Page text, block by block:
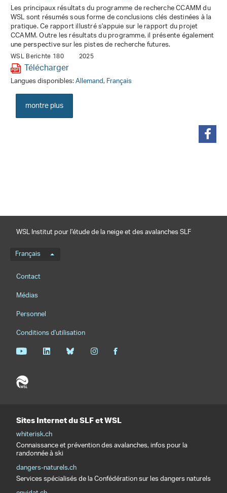
Les principaux résultats du programme de recherche CCAMM du
WSL sont résumés sous forme de conclusions clés destinées à la
pratique. Ce rapport illustré s'appuie sur le rapport du projet
CCAMM. Outre les résultats du programme, il présente également
une perspective sur les pistes de recherche futures.
WSL Berichte 180 2025
Télécharger
Langues disponibles:Allemand,Français
montre plus
WSL Institut pour l’étude de la neige et des avalanches SLF
Menu de langue
Français
Footernavigation
Contact
Médias
Personnel
Conditions d'utilisation
Sites Internet du SLF et WSL
whiterisk.ch
Connaissance et prévention des avalanches, infos pour la
randonnée à ski
dangers-naturels.ch
Services spécialisés de la Confédération sur les dangers naturels